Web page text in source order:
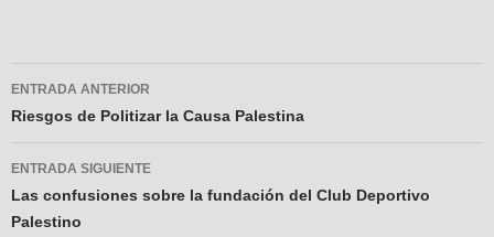
Navegador
de
entradas
ENTRADA ANTERIOR
Riesgos de Politizar la Causa Palestina
ENTRADA SIGUIENTE
Las confusiones sobre la fundación del Club Deportivo
Palestino